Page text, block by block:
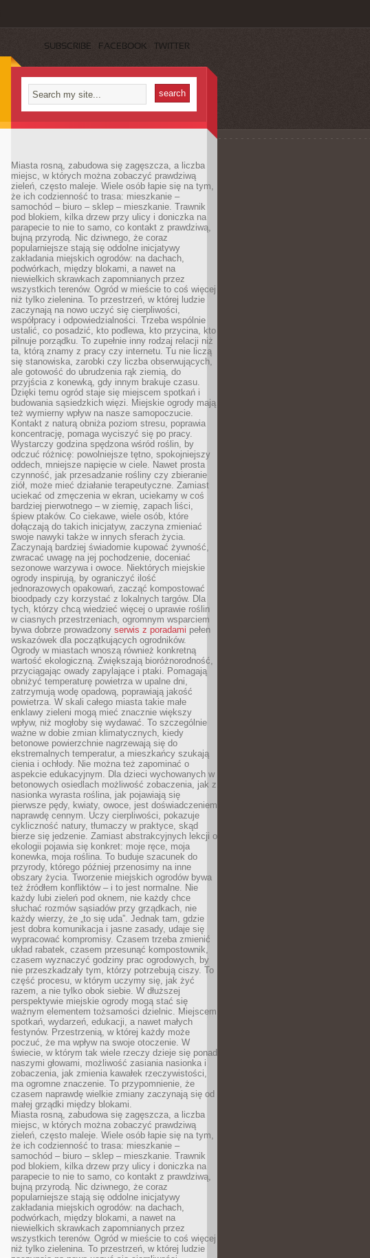
SUBSCRIBE FACEBOOK TWITTER
Miasta rosną, zabudowa się zagęszcza, a liczba
miejsc, w których można zobaczyć prawdziwą
zieleń, często maleje. Wiele osób łapie się na tym,
że ich codzienność to trasa: mieszkanie –
samochód – biuro – sklep – mieszkanie. Trawnik
pod blokiem, kilka drzew przy ulicy i doniczka na
parapecie to nie to samo, co kontakt z prawdziwą,
bujną przyrodą. Nic dziwnego, że coraz
popularniejsze stają się oddolne inicjatywy
zakładania miejskich ogrodów: na dachach,
podwórkach, między blokami, a nawet na
niewielkich skrawkach zapomnianych przez
wszystkich terenów. Ogród w mieście to coś więcej
niż tylko zielenina. To przestrzeń, w której ludzie
zaczynają na nowo uczyć się cierpliwości,
współpracy i odpowiedzialności. Trzeba wspólnie
ustalić, co posadzić, kto podlewa, kto przycina, kto
pilnuje porządku. To zupełnie inny rodzaj relacji niż
ta, którą znamy z pracy czy internetu. Tu nie liczą
się stanowiska, zarobki czy liczba obserwujących,
ale gotowość do ubrudzenia rąk ziemią, do
przyjścia z konewką, gdy innym brakuje czasu.
Dzięki temu ogród staje się miejscem spotkań i
budowania sąsiedzkich więzi. Miejskie ogrody mają
też wymierny wpływ na nasze samopoczucie.
Kontakt z naturą obniża poziom stresu, poprawia
koncentrację, pomaga wyciszyć się po pracy.
Wystarczy godzina spędzona wśród roślin, by
odczuć różnicę: powolniejsze tętno, spokojniejszy
oddech, mniejsze napięcie w ciele. Nawet prosta
czynność, jak przesadzanie rośliny czy zbieranie
ziół, może mieć działanie terapeutyczne. Zamiast
uciekać od zmęczenia w ekran, uciekamy w coś
bardziej pierwotnego – w ziemię, zapach liści,
śpiew ptaków. Co ciekawe, wiele osób, które
dołączają do takich inicjatyw, zaczyna zmieniać
swoje nawyki także w innych sferach życia.
Zaczynają bardziej świadomie kupować żywność,
zwracać uwagę na jej pochodzenie, doceniać
sezonowe warzywa i owoce. Niektórych miejskie
ogrody inspirują, by ograniczyć ilość
jednorazowych opakowań, zacząć kompostować
bioodpady czy korzystać z lokalnych targów. Dla
tych, którzy chcą wiedzieć więcej o uprawie roślin
w ciasnych przestrzeniach, ogromnym wsparciem
bywa dobrze prowadzony serwis z poradami pełen
wskazówek dla początkujących ogrodników.
Ogrody w miastach wnoszą również konkretną
wartość ekologiczną. Zwiększają bioróżnorodność,
przyciągając owady zapylające i ptaki. Pomagają
obniżyć temperaturę powietrza w upalne dni,
zatrzymują wodę opadową, poprawiają jakość
powietrza. W skali całego miasta takie małe
enklawy zieleni mogą mieć znacznie większy
wpływ, niż mogłoby się wydawać. To szczególnie
ważne w dobie zmian klimatycznych, kiedy
betonowe powierzchnie nagrzewają się do
ekstremalnych temperatur, a mieszkańcy szukają
cienia i ochłody. Nie można też zapominać o
aspekcie edukacyjnym. Dla dzieci wychowanych w
betonowych osiedlach możliwość zobaczenia, jak z
nasionka wyrasta roślina, jak pojawiają się
pierwsze pędy, kwiaty, owoce, jest doświadczeniem
naprawdę cennym. Uczy cierpliwości, pokazuje
cykliczność natury, tłumaczy w praktyce, skąd
bierze się jedzenie. Zamiast abstrakcyjnych lekcji o
ekologii pojawia się konkret: moje ręce, moja
konewka, moja roślina. To buduje szacunek do
przyrody, którego później przenosimy na inne
obszary życia. Tworzenie miejskich ogrodów bywa
też źródłem konfliktów – i to jest normalne. Nie
każdy lubi zieleń pod oknem, nie każdy chce
słuchać rozmów sąsiadów przy grządkach, nie
każdy wierzy, że „to się uda”. Jednak tam, gdzie
jest dobra komunikacja i jasne zasady, udaje się
wypracować kompromisy. Czasem trzeba zmienić
układ rabatek, czasem przesunąć kompostownik,
czasem wyznaczyć godziny prac ogrodowych, by
nie przeszkadzały tym, którzy potrzebują ciszy. To
część procesu, w którym uczymy się, jak żyć
razem, a nie tylko obok siebie. W dłuższej
perspektywie miejskie ogrody mogą stać się
ważnym elementem tożsamości dzielnic. Miejscem
spotkań, wydarzeń, edukacji, a nawet małych
festynów. Przestrzenią, w której każdy może
poczuć, że ma wpływ na swoje otoczenie. W
świecie, w którym tak wiele rzeczy dzieje się ponad
naszymi głowami, możliwość zasiania nasionka i
zobaczenia, jak zmienia kawałek rzeczywistości,
ma ogromne znaczenie. To przypomnienie, że
czasem naprawdę wielkie zmiany zaczynają się od
małej grządki między blokami.
Miasta rosną, zabudowa się zagęszcza, a liczba
miejsc, w których można zobaczyć prawdziwą
zieleń, często maleje. Wiele osób łapie się na tym,
że ich codzienność to trasa: mieszkanie –
samochód – biuro – sklep – mieszkanie. Trawnik
pod blokiem, kilka drzew przy ulicy i doniczka na
parapecie to nie to samo, co kontakt z prawdziwą,
bujną przyrodą. Nic dziwnego, że coraz
popularniejsze stają się oddolne inicjatywy
zakładania miejskich ogrodów: na dachach,
podwórkach, między blokami, a nawet na
niewielkich skrawkach zapomnianych przez
wszystkich terenów. Ogród w mieście to coś więcej
niż tylko zielenina. To przestrzeń, w której ludzie